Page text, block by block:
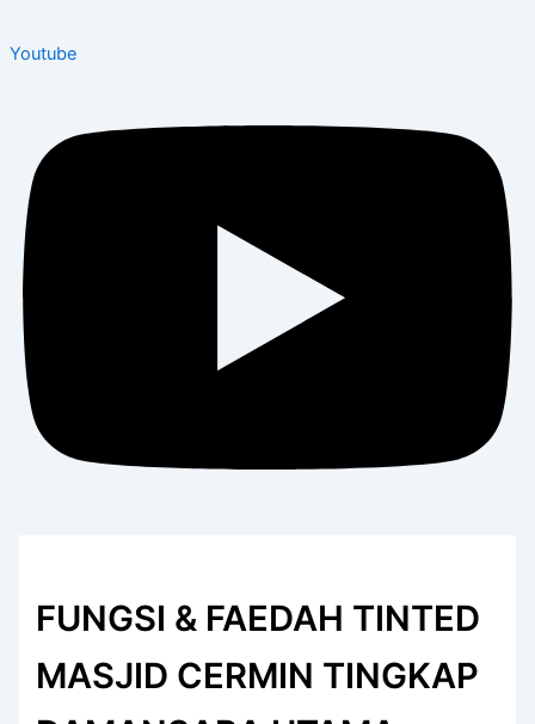
Youtube
FUNGSI & FAEDAH TINTED
MASJID CERMIN TINGKAP